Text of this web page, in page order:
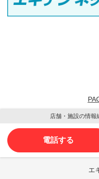
店舗・施設の情報
電話する
エ